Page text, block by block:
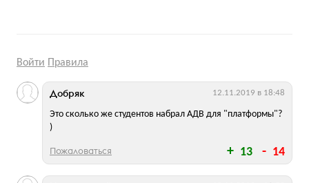
Войти Правила
13 14
Это сколько же студентов набрал АДВ для "платформы"?
)
Добряк 12.11.2019 в 18:48
Пожаловаться